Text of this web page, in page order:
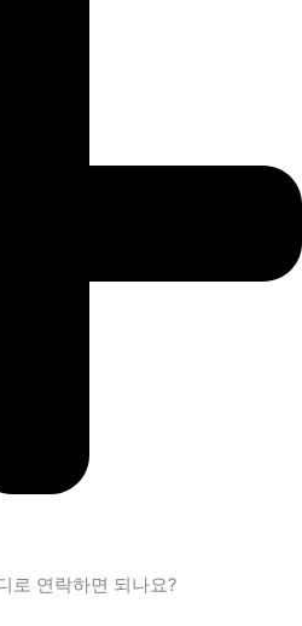
로 연락하면 되나요?